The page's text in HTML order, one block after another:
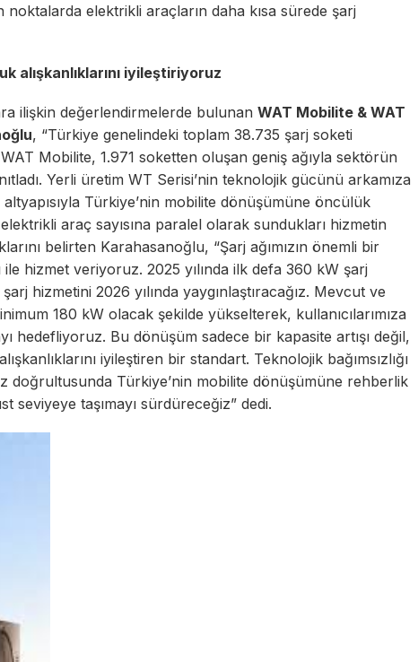
elektrikli araçların daha kısa sürede şarj
alışkanlıklarını iyileştiriyoruz
ilişkin değerlendirmelerde bulunan WAT Mobilite & WAT
, “Türkiye genelindeki toplam 38.735 şarj soketi
Mobilite, 1.971 soketten oluşan geniş ağıyla sektörün
Yerli üretim WT Serisi’nin teknolojik gücünü arkamıza
Türkiye’nin mobilite dönüşümüne öncülük
araç sayısına paralel olarak sundukları hizmetin
belirten Karahasanoğlu, “Şarj ağımızın önemli bir
ile hizmet veriyoruz. 2025 yılında ilk defa 360 kW şarj
şarj hizmetini 2026 yılında yaygınlaştıracağız. Mevcut ve
180 kW olacak şekilde yükselterek, kullanıcılarımıza
hedefliyoruz. Bu dönüşüm sadece bir kapasite artışı değil,
iyileştiren bir standart. Teknolojik bağımsızlığı
doğrultusunda Türkiye’nin mobilite dönüşümüne rehberlik
seviyeye taşımayı sürdüreceğiz” dedi.